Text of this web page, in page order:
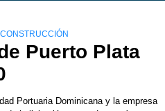
Puerto Plata
Portuaria Dominicana y la empresa